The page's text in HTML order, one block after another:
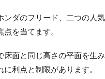
ンダのフリード、二つの人
を当てます。
床面と同じ高さの平面を生
利点と制限があります。